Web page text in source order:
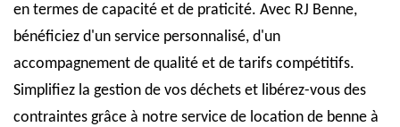
en termes de capacité et de praticité. Avec RJ Benne,
bénéficiez d'un service personnalisé, d'un
accompagnement de qualité et de tarifs compétitifs.
Simplifiez la gestion de vos déchets et libérez-vous des
contraintes grâce à notre service de location de benne à